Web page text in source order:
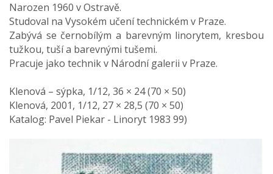
Narozen 1960 v Ostravě.
Studoval na Vysokém učení technickém v Praze.
Zabývá se černobílým a barevným linorytem, kresbou
tužkou, tuší a barevnými tušemi.
Pracuje jako technik v Národní galerii v Praze.
Klenová – sýpka, 1/12, 36 × 24 (70 × 50)
Klenová, 2001, 1/12, 27 × 28,5 (70 × 50)
Katalog: Pavel Piekar - Linoryt 1983 99)